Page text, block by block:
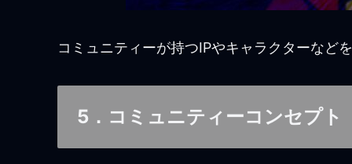
コミュニティーが持つIPやキャラクターなど
5．コミュニティーコンセプト